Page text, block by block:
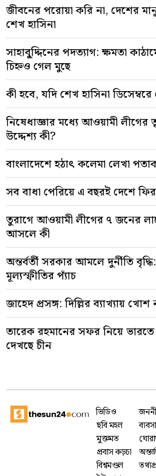
জীবনের পরোয়া করি না, দেশের
শেখ হাসিনা
সাহাবু্দ্দিনের পদত্যাগ: ক্ষমতা
চিহ্নও গেল মুছে
কী হবে, যদি শেখ হাসিনা
নিষেধাজ্ঞার মধ্যে আওয়ামী
উদ্দেশ্য কী?
বাংলাদেশে হঠাৎ কলেমা লেখা
সব বাধা পেরিয়ে এ বছরই দেশে
তুরাগে আওয়ামী লীগের ৭ জনের
আসলে কী
অন্তর্বর্তী সরকার আমলে দুর্নীতি
মূল্যস্ফীতির প্যাঁচ
জাহেদ প্রসঙ্গ: দিল্লির ব্যাখ্যায় খোশ
তারেক রহমানের সফর নিয়ে ভারতে
দেখছে চীন
ভিডিও
ছবি মহল
মুক্তমত
প্রবাস কড়চা
বিশ্বমণ্ডল